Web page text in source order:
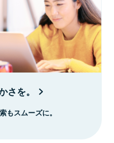
さを。
もスムーズに。